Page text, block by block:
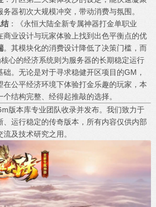
务器初次大规模冲突，带动消费与氛围。
：《永恒大陆全新专属神器打金单职业
商业设计与玩家体验上找到出色平衡点的优
。其模块化的消费设计降低了决策门槛，而
核心的经济系统则为服务器的长期稳定运行
础。无论是对于寻求稳健开区项目的GM，
在公平经济环境下体验打金乐趣的玩家，本
个结构完整、经得起推敲的选择。
版本库专业团队收录并发布。我们致力于
、运行稳定的传奇版本 ，所有内容仅供内部
及技术研究之用。